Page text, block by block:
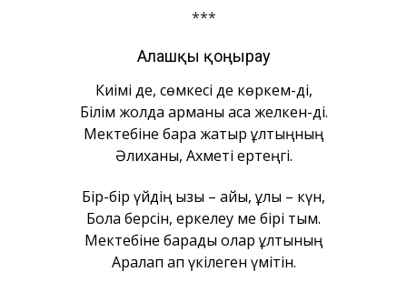
***
Алғашқы қоңырау
Киімі де, сөмкесі де көркем-ді,
Білім жолда арманы асқақ желкен-ді.
Мектебіне бара жатыр ұлтыңның
Әлиханы, Ахметі ертеңгі.
Бір-бір үйдің қызы – айы, ұлы – күн,
Бола берсін, еркелеу ме бірі тым.
Мектебіне барады олар ұлтының
Арқалап ап үкілеген үмітін.